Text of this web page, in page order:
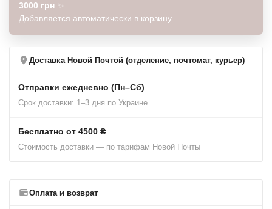
3000 грн ✨
Добавляется автоматически в корзину
Доставка Новой Почтой (отделение, почтомат, курьер)
Отправки ежедневно (Пн–Сб)
Срок доставки: 1–3 дня по Украине
Бесплатно от 4500 ₴
Стоимость доставки — по тарифам Новой Почты
Оплата и возврат